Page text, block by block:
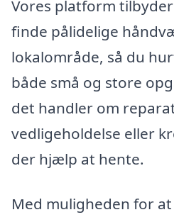
Vores platform
finde pålidelige
lokalområde, så du
både små og store
det handler om
vedligeholdelse eller
der hjælp at hente.
Med muligheden for